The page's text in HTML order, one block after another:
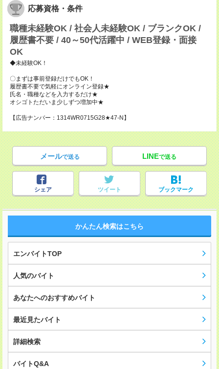
応募資格・条件
職種未経験OK / 社会人未経験OK / ブランクOK /
履歴書不要 / 40～50代活躍中 / WEB登録・面接
OK
◆未経験OK！
〇まずは事前登録だけでもOK！
履歴書不要で気軽にオンライン登録★
氏名・職種などを入力するだけ★
オシゴトただいま少しずつ増加中★
【広告ナンバー：1314WR0715G28★47-N】
メールで送る LINEで送る
シェア ツイート ブックマーク
かんたん検索はこちら
エンバイトTOP
人気のバイト
あなたへのおすすめバイト
最近見たバイト
詳細検索
バイトQ&A